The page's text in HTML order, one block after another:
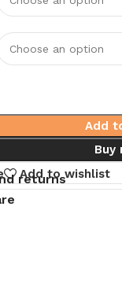
Add
Buy
Add to wishlist
returns